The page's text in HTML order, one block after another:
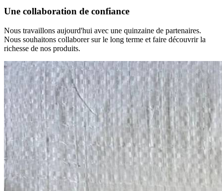
Une collaboration de confiance
Nous travaillons aujourd'hui avec une quinzaine de partenaires.
Nous souhaitons collaborer sur le long terme et faire découvrir la
richesse de nos produits.